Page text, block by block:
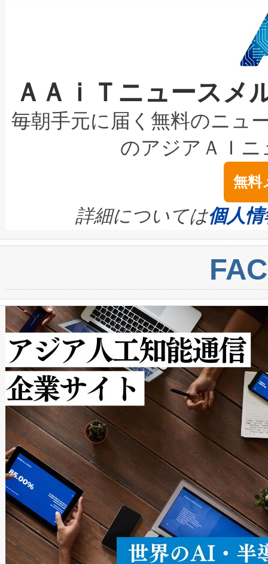
加組織は、Enzeneのバイオ
選定された製品について、自
取得できる可能性もあります
設には、3億～4億ドルかか
最高経営責任者（CEO）であ
す。「当社のfully-connected
ームを利用すれば、6,000万
きます。この効率性は、フェ
事業者の負担軽減という課題
系統連系を迅速にし、ピーク
限を超えて利用可能な電力容
持できるよう貢献します。こ
ービスレベル契約（SLA）違
テリー性能の劣化によるダウ
念は、現在データセンターが
ます。 Voltaiq provides a
quality and reliability for AI
BESS stack to ensure battery
centers. Voltaiqは、ai&のAI
からシステム統合、試運転、
クルの各段階のデータを監視
[…]
狭視野のFOVを切り替えるこ
ケーブル、枝などの細かな対
なレーザースポットにより、
な環境下でも豊かなディテー
キロメートル範囲を検出
LiDAR for Inspections,
は1535 nmレーザーを搭載。
イズの小径化を実現すること
す。ノーマルモードでは、
ートル先まで検出でき、これ
トに対して約600メートルに
では、反射率10％のターゲッ
で向上し、最大検知距離は
ットだけで最大1キロメート
ルの変電所周囲を監視でき、
作業と点群処理を簡素化でき
Avia 2は、2種類のFOVオプシ
× 80°のノーマルモード、長
ードを切り替えて使用するこ
ることなく、単一のデバイス
うにします。遠距離まで届く
密度なスキャ […]
ＡＡｉＴニュース
毎朝手元に届く無料のニュ
のアジアＡＩ
無料
詳細については個人